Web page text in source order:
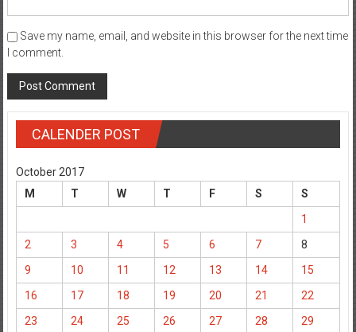
Save my name, email, and website in this browser for the next time
I comment.
CALENDER POST
October 2017
M
T W T F S
S
1
2
3 4 5 6 7
8
9
10 11 12 13 14
15
16
17 18 19 20 21
22
23
24 25 26 27 28 29